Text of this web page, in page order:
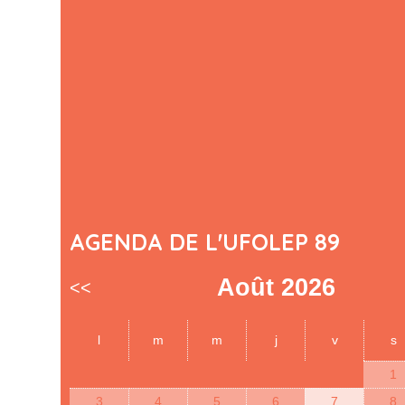
AGENDA DE L'UFOLEP 89
<< Août 2026
l m m j v s
1
3
4 5 6 7 8